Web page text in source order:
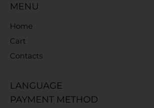
MENU
Home
Cart
Contacts
LANGUAGE
PAYMENT METHOD